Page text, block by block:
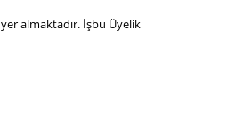
yer almaktadır. İşbu Üyelik